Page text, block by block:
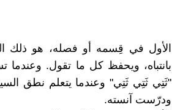
الأول في قِسمه أو فصله، هو ذلك
بانتباه، ويحفظ كل ما تقول.
"ثَتِي ثَتِي ثَتِي" وعندما يتعلم نطق
ودرّست آنسته.